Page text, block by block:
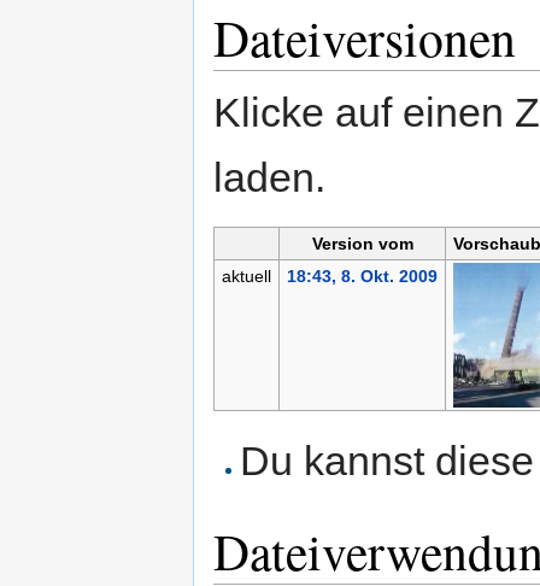
Dateiversionen
Klicke auf einen
laden.
Version vom
aktuell
18:43, 8. Okt. 2009
Du kannst